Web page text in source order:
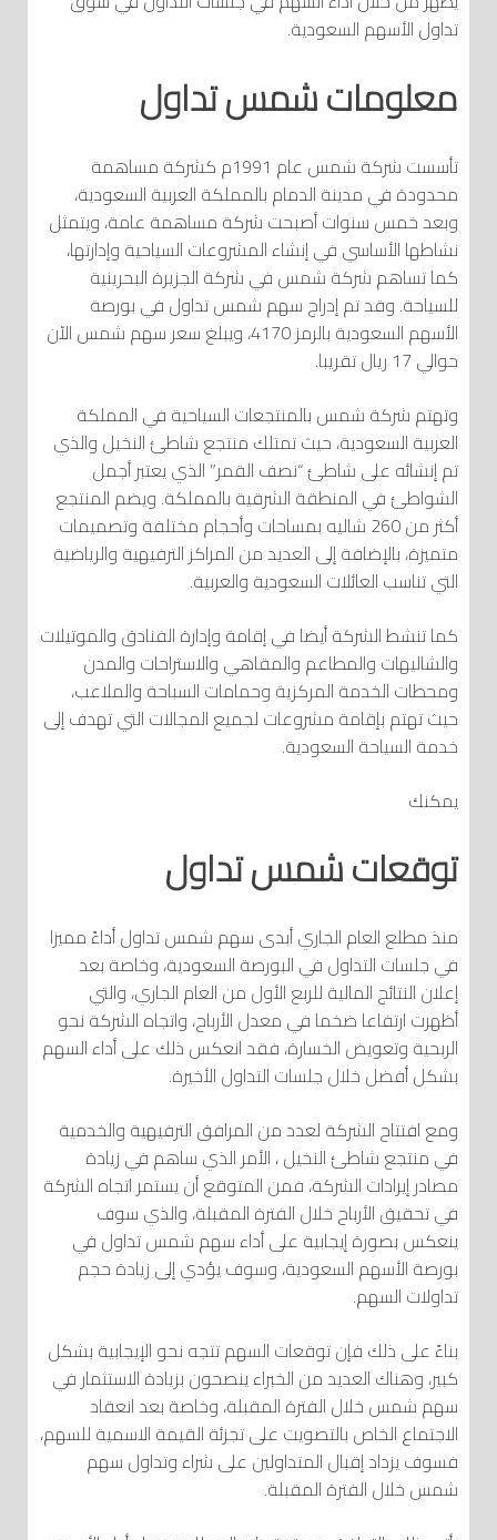
تداول الأسهم السعودية.
معلومات شمس تداول
تأسست شركة شمس عام 1991م كشركة مساهمة
محدودة في مدينة الدمام بالمملكة العربية السعودية،
وبعد خمس سنوات أصبحت شركة مساهمة عامة، ويتمثل
نشاطها الأساسي في إنشاء المشروعات السياحية وإدارتها،
كما تساهم شركة شمس في شركة الجزيرة البحرينية
للسياحة. وقد تم إدراج سهم شمس تداول في بورصة
الأسهم السعودية بالرمز 4170، ويبلغ سعر سهم شمس الآن
حوالي 17 ريال تقريبا.
وتهتم شركة شمس بالمنتجعات السياحية في المملكة
العربية السعودية، حيث تمتلك منتجع شاطئ النخيل والذي
تم إنشائه على شاطئ “نصف القمر” الذي يعتبر أجمل
الشواطئ في المنطقة الشرقية بالمملكة. ويضم المنتجع
أكثر من 260 شاليه بمساحات وأحجام مختلفة وتصميمات
متميزة، بالإضافة إلى العديد من المراكز الترفيهية والرياضية
التي تناسب العائلات السعودية والعربية.
كما تنشط الشركة أيضا في إقامة وإدارة الفنادق والموتيلات
والشاليهات والمطاعم والمقاهي والاستراحات والمدن
ومحطات الخدمة المركزية وحمامات السباحة والملاعب،
حيث تهتم بإقامة مشروعات لجميع المجالات التي تهدف إلى
خدمة السياحة السعودية.
يمكنك
توقعات شمس تداول
منذ مطلع العام الجاري أبدى سهم شمس تداول أداءً مميزا
في جلسات التداول في البورصة السعودية، وخاصة بعد
إعلان النتائج المالية للربع الأول من العام الجاري، والتي
أظهرت ارتفاعا ضخما في معدل الأرباح، واتجاه الشركة نحو
الربحية وتعويض الخسارة، فقد انعكس ذلك على أداء السهم
بشكل أفضل خلال جلسات التداول الأخيرة.
ومع افتتاح الشركة لعدد من المرافق الترفيهية والخدمية
في منتجع شاطئ النخيل ، الأمر الذي ساهم في زيادة
مصادر إيرادات الشركة، فمن المتوقع أن يستمر اتجاه الشركة
في تحقيق الأرباح خلال الفترة المقبلة، والذي سوف
ينعكس بصورة إيجابية على أداء سهم شمس تداول في
بورصة الأسهم السعودية، وسوف يؤدي إلى زيادة حجم
تداولات السهم.
بناءً على ذلك فإن توقعات السهم تتجه نحو الإيجابية بشكل
كبير، وهناك العديد من الخبراء ينصحون بزيادة الاستثمار في
سهم شمس خلال الفترة المقبلة، وخاصة بعد انعقاد
الاجتماع الخاص بالتصويت على تجزئة القيمة الاسمية للسهم،
فسوف يزداد إقبال المتداولين على شراء وتداول سهم
شمس خلال الفترة المقبلة.